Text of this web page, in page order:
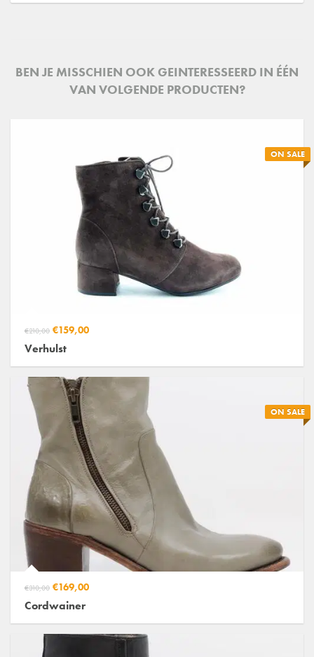
BEN JE MISSCHIEN OOK GEINTERESSEERD IN ÉÉN
VAN VOLGENDE PRODUCTEN?
ON SALE
€210,00 €159,00
Verhulst
ON SALE
€310,00 €169,00
Cordwainer